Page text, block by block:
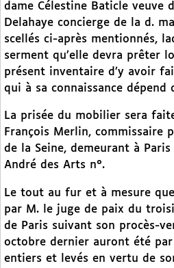
dame Célestine Baticle veuve
Delahaye concierge de la d.
scellés ci-après mentionnés,
serment qu’elle devra prêter
présent inventaire d’y avoir
qui à sa connaissance dépend
La prisée du mobilier sera
François Merlin, commissaire
de la Seine, demeurant à
André des Arts n°.
Le tout au fur et à mesure
par M. le juge de paix du
de Paris suivant son procès-
octobre dernier auront été
entiers et levés en vertu de